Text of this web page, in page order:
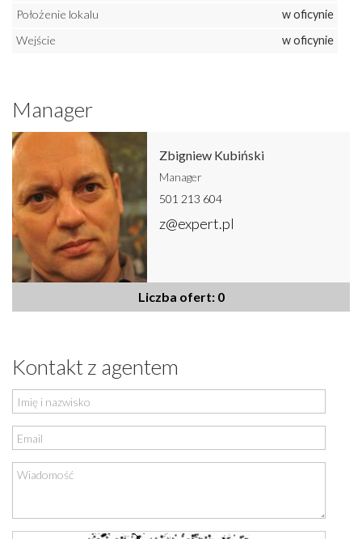
Położenie lokalu
w oficynie
Wejście
w oficynie
Manager
Zbigniew Kubiński
Manager
501 213 604
z@expert.pl
Liczba ofert: 0
Kontakt z agentem